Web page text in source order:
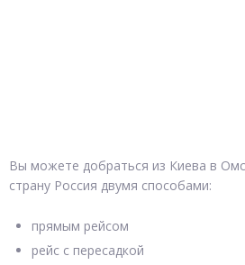
Вы можете добраться из Киева в
страну Россия двумя способами:
прямым рейсом
рейс с пересадкой